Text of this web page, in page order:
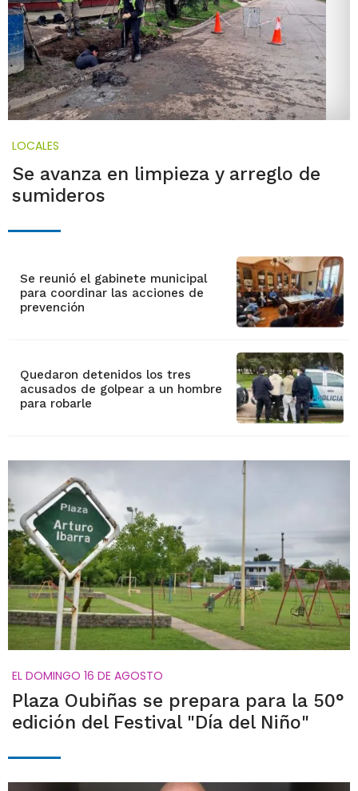
LOCALES
Se avanza en limpieza y arreglo de
sumideros
Se reunió el gabinete municipal
para coordinar las acciones de
prevención
Quedaron detenidos los tres
acusados de golpear a un hombre
para robarle
EL DOMINGO 16 DE AGOSTO
Plaza Oubiñas se prepara para la 50°
edición del Festival "Día del Niño"